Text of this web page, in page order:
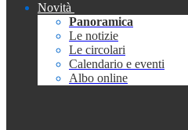
Novità
Panoramica
Le notizie
Le circolari
Calendario e eventi
Albo online